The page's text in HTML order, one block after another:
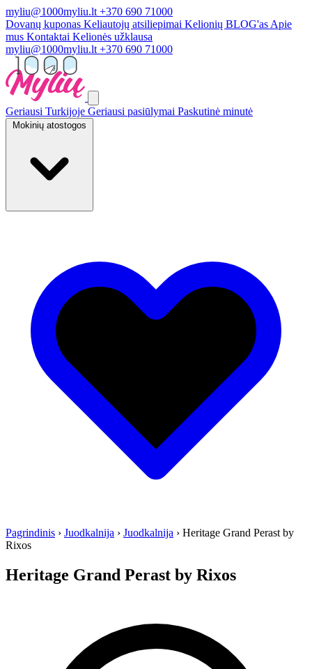
myliu@1000myliu.lt +370 690 71000
Dovanų kuponas Keliautojų atsiliepimai Kelionių BLOG'as Apie
mus Kontaktai Kelionės užklausa
myliu@1000myliu.lt +370 690 71000
Geriausi Turkijoje Geriausi pasiūlymai Paskutinė minutė
Mokinių atostogos
Pagrindinis › Juodkalnija › Juodkalnija › Heritage Grand Perast by
Rixos
Heritage Grand Perast by Rixos